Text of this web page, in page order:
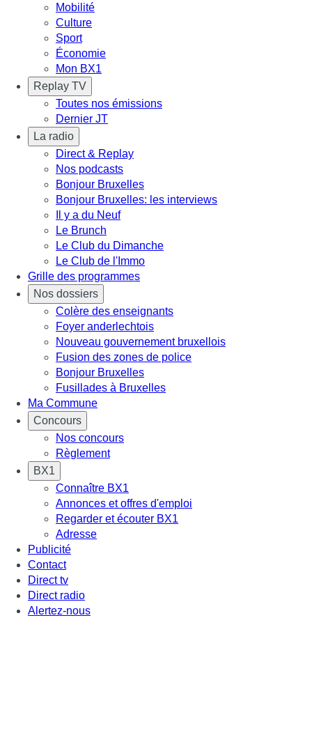
Mobilité
Culture
Sport
Économie
Mon BX1
Replay TV
Toutes nos émissions
Dernier JT
La radio
Direct & Replay
Nos podcasts
Bonjour Bruxelles
Bonjour Bruxelles: les interviews
Il y a du Neuf
Le Brunch
Le Club du Dimanche
Le Club de l'Immo
Grille des programmes
Nos dossiers
Colère des enseignants
Foyer anderlechtois
Nouveau gouvernement bruxellois
Fusion des zones de police
Bonjour Bruxelles
Fusillades à Bruxelles
Ma Commune
Concours
Nos concours
Règlement
BX1
Connaître BX1
Annonces et offres d'emploi
Regarder et écouter BX1
Adresse
Publicité
Contact
Direct tv
Direct radio
Alertez-nous